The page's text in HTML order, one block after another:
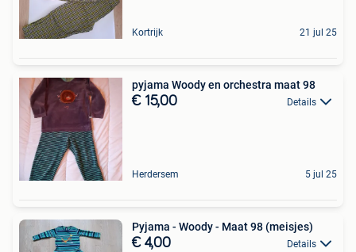
Kortrijk 21 jul 25
pyjama Woody en orchestra maat 98
€ 15,00 Details
Herdersem 5 jul 25
Pyjama - Woody - Maat 98 (meisjes)
€ 4,00 Details